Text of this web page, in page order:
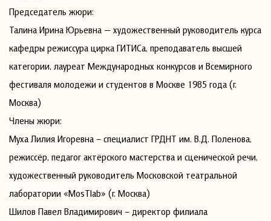
Председатель жюри:
Талина Ирина Юрьевна — художественный руководитель курса
кафедры режиссура цирка ГИТИСа, преподаватель высшей
категории, лауреат Международных конкурсов и Всемирного
фестиваля молодежи и студентов в Москве 1985 года (г.
Москва)
Члены жюри:
Муха Лилия Игоревна – специалист ГРДНТ им. В.Д. Поленова,
режиссёр, педагог актёрского мастерства и сценической речи,
художественный руководитель Московской театральной
лаборатории «MosTlab» (г. Москва)
Шилов Павел Владимирович – директор филиала